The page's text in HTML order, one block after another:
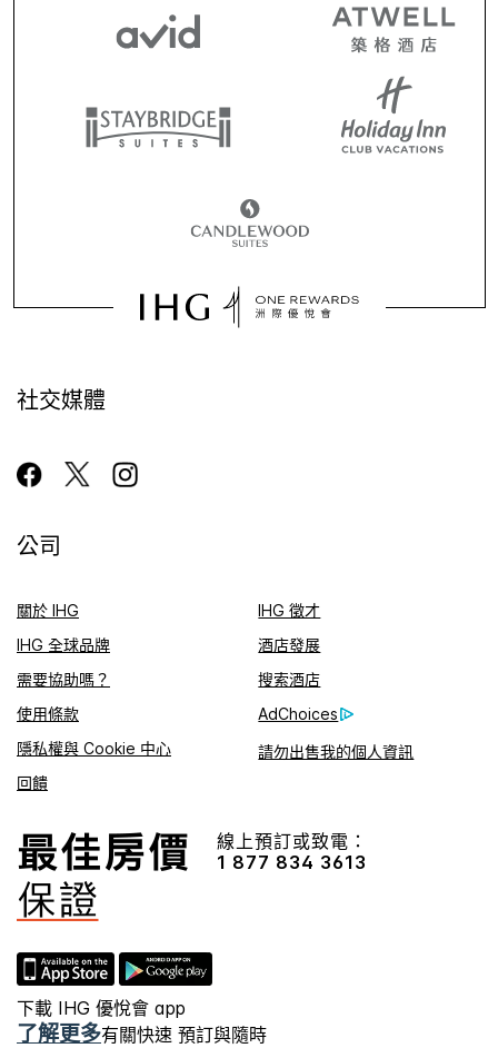
社交媒體
公司
關於 IHG
IHG 徵才
IHG 全球品牌
酒店發展
需要協助嗎？
搜索酒店
使用條款
AdChoices
隱私權與 Cookie 中心
請勿出售我的個人資訊
回饋
線上預訂或致電：
1 877 834 3613
下載 IHG 優悅會 app
了解更多有關快速 預訂與隨時